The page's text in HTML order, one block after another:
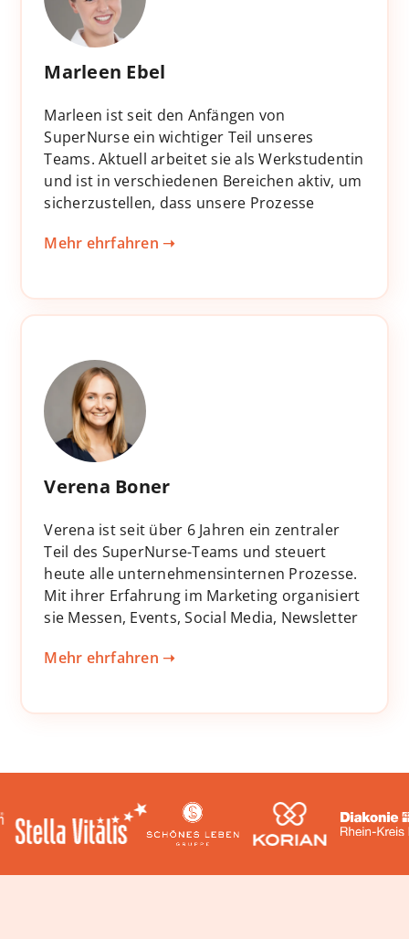
Marleen Ebel
Marleen ist seit den Anfängen von
SuperNurse ein wichtiger Teil unseres
Teams. Aktuell arbeitet sie als Werkstudentin
und ist in verschiedenen Bereichen aktiv, um
sicherzustellen, dass unsere Prozesse
Organisation von Events oder ein
Aufgabenbereichen effizient zu arbeiten,
Teammitglied.
Mehr ehrfahren ➝
Verena Boner
Verena ist seit über 6 Jahren ein zentraler
Teil des SuperNurse-Teams und steuert
heute alle unternehmensinternen Prozesse.
Mit ihrer Erfahrung im Marketing organisiert
sie Messen, Events, Social Media, Newsletter
starke Sichtbarkeit von SuperNurse.
Schnittstelle hält Verena die Fäden
Weiterentwicklung unserer Lernwelt bei.
Mehr ehrfahren ➝